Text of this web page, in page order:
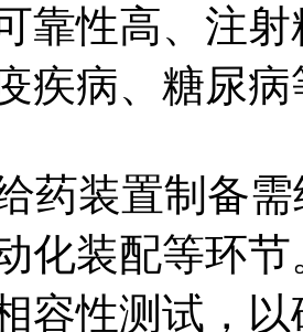
靠性高、注
疾病、糖尿
装置制备需
化装配等环
容性测试，